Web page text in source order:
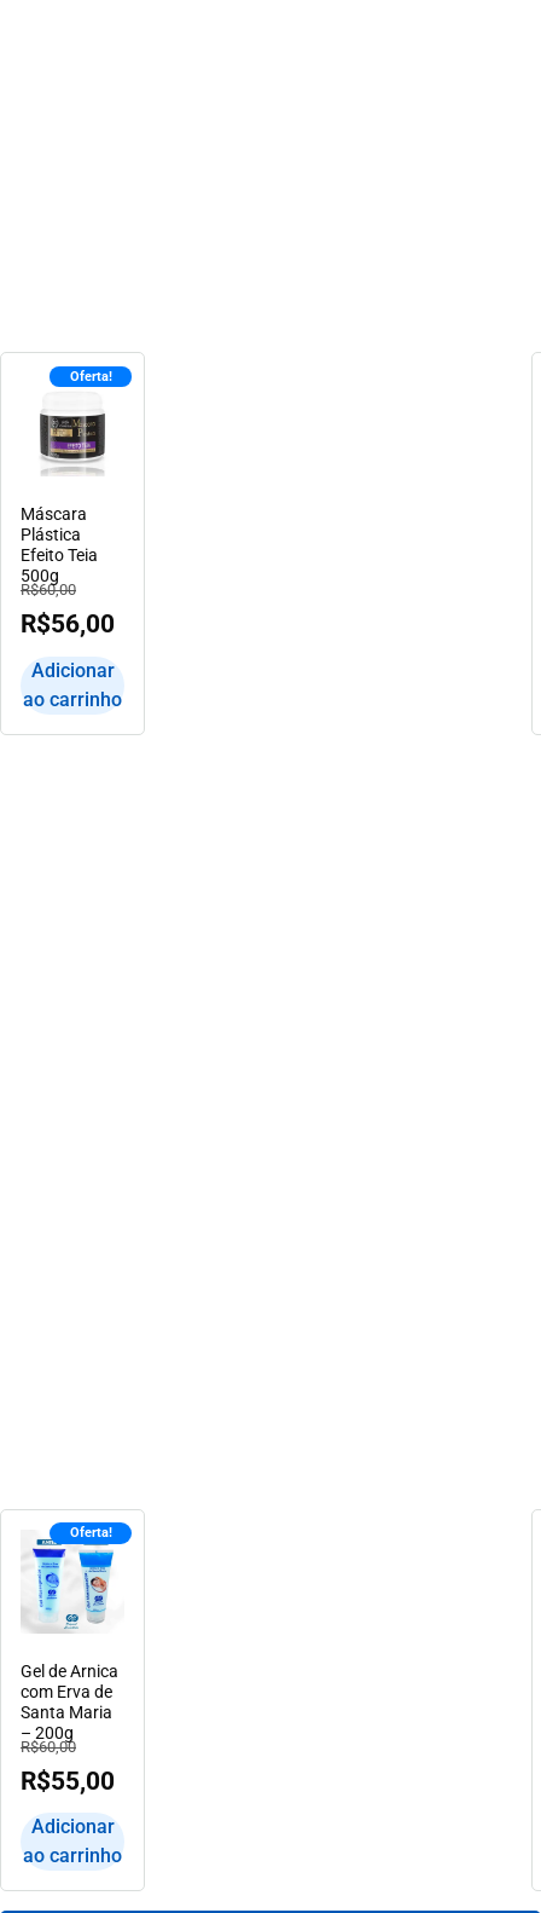
Oferta!
Máscara
Plástica
Efeito Teia
500g
R$60,00
R$56,00
Adicionar
ao carrinho
Oferta!
Gel de Arnica
com Erva de
Santa Maria
– 200g
R$60,00
R$55,00
Adicionar
ao carrinho